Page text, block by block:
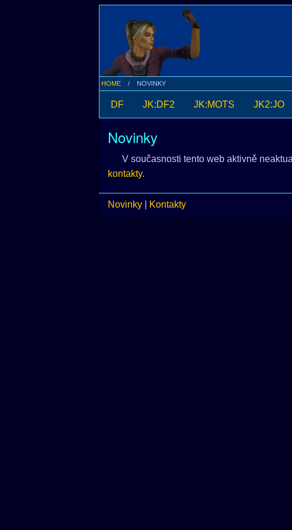
HOME NOVINKY
DF JK:DF2 JK:MOTS JK2:JO
Novinky
V současnosti tento web aktivně
kontakty.
Novinky Kontakty